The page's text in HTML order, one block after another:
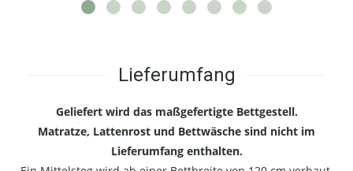
Lieferumfang
Geliefert wird das maßgefertigte Bettgestell.
Matratze, Lattenrost und Bettwäsche sind nicht im
Lieferumfang enthalten.